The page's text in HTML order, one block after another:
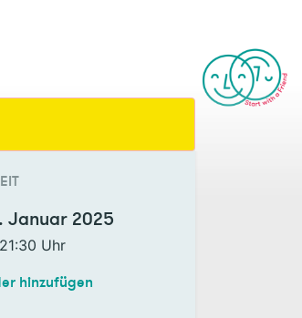
Januar 2025
21:30 Uhr
hinzufügen